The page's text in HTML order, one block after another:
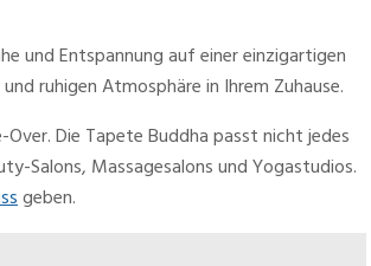
und Entspannung auf einer einzigartigen
ruhigen Atmosphäre in Ihrem Zuhause.
Die Tapete Buddha passt nicht jedes
Salons, Massagesalons und Yogastudios.
geben.